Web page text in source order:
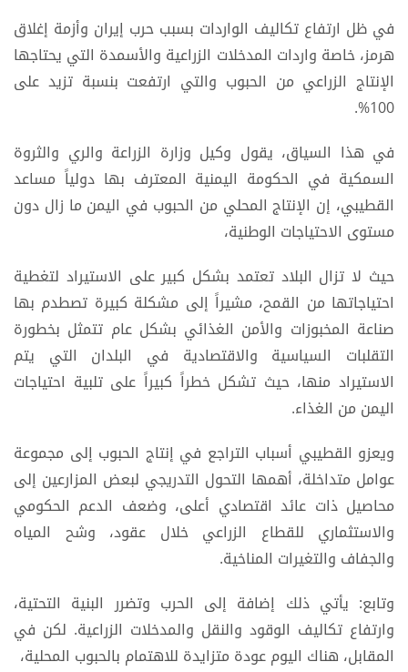
في ظل ارتفاع تكاليف الواردات بسبب حرب إيران وأزمة إغلاق
هرمز، خاصة واردات المدخلات الزراعية والأسمدة التي يحتاجها
الإنتاج الزراعي من الحبوب والتي ارتفعت بنسبة تزيد على
100%.
في هذا السياق، يقول وكيل وزارة الزراعة والري والثروة
السمكية في الحكومة اليمنية المعترف بها دولياً مساعد
القطيبي، إن الإنتاج المحلي من الحبوب في اليمن ما زال دون
مستوى الاحتياجات الوطنية،
حيث لا تزال البلاد تعتمد بشكل كبير على الاستيراد لتغطية
احتياجاتها من القمح، مشيراً إلى مشكلة كبيرة تصطدم بها
صناعة المخبوزات والأمن الغذائي بشكل عام تتمثل بخطورة
التقلبات السياسية والاقتصادية في البلدان التي يتم
الاستيراد منها، حيث تشكل خطراً كبيراً على تلبية احتياجات
اليمن من الغذاء.
ويعزو القطيبي أسباب التراجع في إنتاج الحبوب إلى مجموعة
عوامل متداخلة، أهمها التحول التدريجي لبعض المزارعين إلى
محاصيل ذات عائد اقتصادي أعلى، وضعف الدعم الحكومي
والاستثماري للقطاع الزراعي خلال عقود، وشح المياه
والجفاف والتغيرات المناخية.
وتابع: يأتي ذلك إضافة إلى الحرب وتضرر البنية التحتية،
وارتفاع تكاليف الوقود والنقل والمدخلات الزراعية. لكن في
المقابل، هناك اليوم عودة متزايدة للاهتمام بالحبوب المحلية،